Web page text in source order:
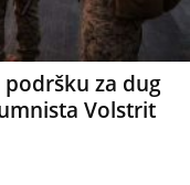
za dug
Volstrit